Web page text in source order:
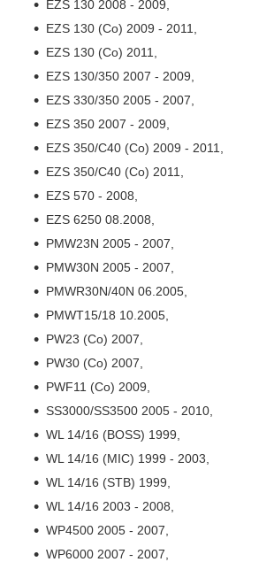
EZS 130 2008 - 2009,
EZS 130 (Co) 2009 - 2011,
EZS 130 (Co) 2011,
EZS 130/350 2007 - 2009,
EZS 330/350 2005 - 2007,
EZS 350 2007 - 2009,
EZS 350/C40 (Co) 2009 - 2011,
EZS 350/C40 (Co) 2011,
EZS 570 - 2008,
EZS 6250 08.2008,
PMW23N 2005 - 2007,
PMW30N 2005 - 2007,
PMWR30N/40N 06.2005,
PMWT15/18 10.2005,
PW23 (Co) 2007,
PW30 (Co) 2007,
PWF11 (Co) 2009,
SS3000/SS3500 2005 - 2010,
WL 14/16 (BOSS) 1999,
WL 14/16 (MIC) 1999 - 2003,
WL 14/16 (STB) 1999,
WL 14/16 2003 - 2008,
WP4500 2005 - 2007,
WP6000 2007 - 2007,